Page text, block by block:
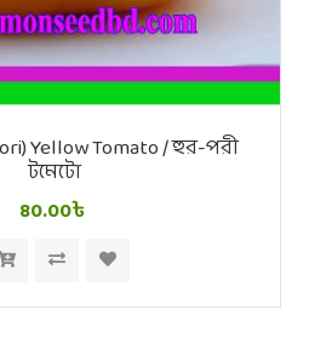
Yellow Tomato / হুর-পরী
টমেটো
80.00৳